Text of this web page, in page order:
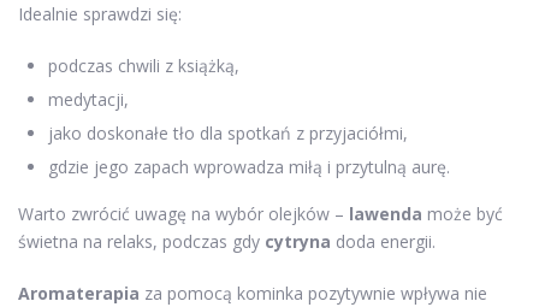
Idealnie sprawdzi się:
podczas chwili z książką,
medytacji,
jako doskonałe tło dla spotkań z przyjaciółmi,
gdzie jego zapach wprowadza miłą i przytulną aurę.
Warto zwrócić uwagę na wybór olejków – lawenda może być
świetna na relaks, podczas gdy cytryna doda energii.
Aromaterapia za pomocą kominka pozytywnie wpływa nie